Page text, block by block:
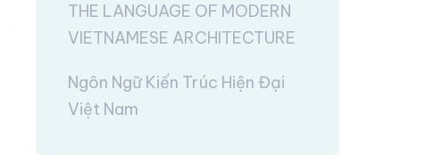
THE LANGUAGE OF MODERN
VIETNAMESE ARCHITECTURE
Ngôn Ngữ Kiến Trúc Hiện Đại
Việt Nam